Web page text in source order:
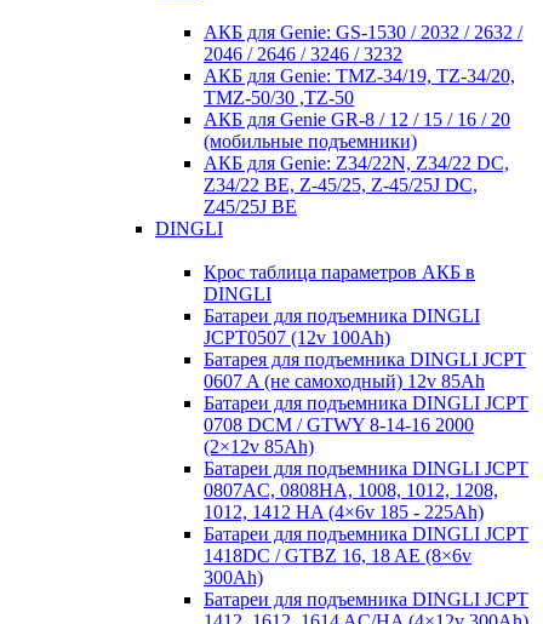
АКБ для Genie: GS-1530 / 2032 / 2632 /
2046 / 2646 / 3246 / 3232
АКБ для Genie: TMZ-34/19, TZ-34/20,
TMZ-50/30 ,TZ-50
АКБ для Genie GR-8 / 12 / 15 / 16 / 20
(мобильные подъемники)
АКБ для Genie: Z34/22N, Z34/22 DC,
Z34/22 BE, Z-45/25, Z-45/25J DC,
Z45/25J BE
DINGLI
Крос таблица параметров АКБ в
DINGLI
Батареи для подъемника DINGLI
JCPT0507 (12v 100Ah)
Батарея для подъемника DINGLI JCPT
0607 A (не самоходный) 12v 85Ah
Батареи для подъемника DINGLI JCPT
0708 DCM / GTWY 8-14-16 2000
(2×12v 85Ah)
Батареи для подъемника DINGLI JCPT
0807AC, 0808HA, 1008, 1012, 1208,
1012, 1412 HA (4×6v 185 - 225Ah)
Батареи для подъемника DINGLI JCPT
1418DC / GTBZ 16, 18 AE (8×6v
300Ah)
Батареи для подъемника DINGLI JCPT